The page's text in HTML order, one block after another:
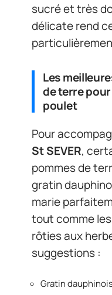
sucré et très
délicate rend
Les
de terre
poulet
Pour
St SEVER,
pommes de
gratin
marie
tout comme
rôties aux
suggestions :
Gratin